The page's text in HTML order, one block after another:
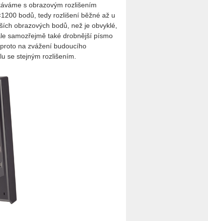
s obrazovým rozlišením
bodů, tedy rozlišení běžné až u
obrazových bodů, než je obvyklé,
samozřejmě také drobnější písmo
na zvážení budoucího
se stejným rozlišením.